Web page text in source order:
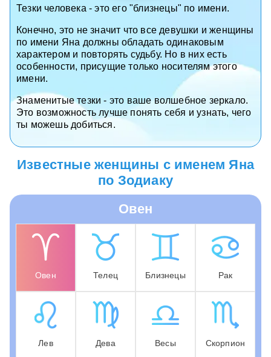
Тезки человека - это его "близнецы" по имени.
Конечно, это не значит что все девушки и женщины
по имени Яна должны обладать одинаковым
характером и повторять судьбу. Но в них есть
особенности, присущие только носителям этого
имени.
Знаменитые тезки - это ваше волшебное зеркало.
Это возможность лучше понять себя и узнать, чего
ты можешь добиться.
Известные женщины с именем Яна
по Зодиаку
Овен
Овен Телец Близнецы Рак
Лев Дева Весы Скорпион